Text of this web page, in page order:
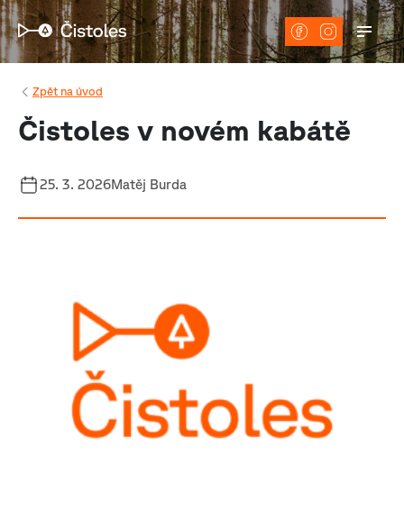
Zpět na úvod
Čistoles v novém kabátě
25. 3. 2026Matěj Burda